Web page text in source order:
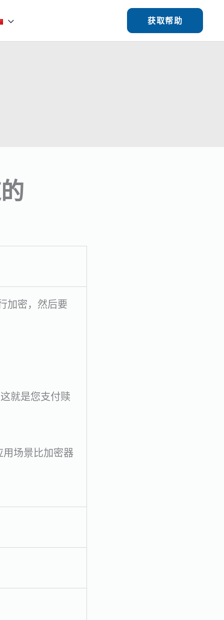
获取帮助
加密，然后要
就是您支付赎
场景比加密器